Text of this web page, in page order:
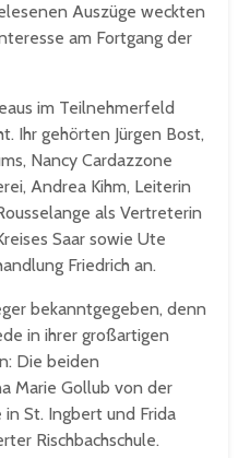
Auszüge weckten
am Fortgang der
im Teilnehmerfeld
Ihr gehörten Jürgen Bost,
Nancy Cardazzone
Andrea Kihm, Leiterin
als Vertreterin
Saar sowie Ute
Friedrich an.
bekanntgegeben, denn
in ihrer großartigen
Die beiden
Marie Gollub von der
St. Ingbert und Frida
Rischbachschule.